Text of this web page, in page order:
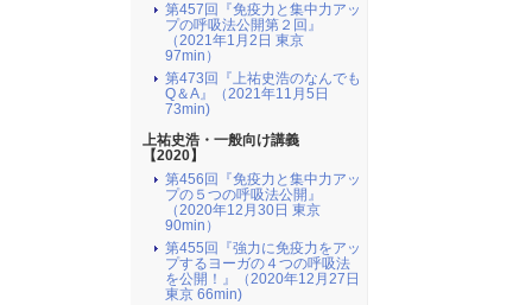
第457回『免疫力と集中力アッ
プの呼吸法公開第２回』
（2021年1月2日 東京
97min）
第473回『上祐史浩のなんでも
Q＆A』（2021年11月5日
73min)
上祐史浩・一般向け講義
【2020】
第456回『免疫力と集中力アッ
プの５つの呼吸法公開』
（2020年12月30日 東京
90min）
第455回『強力に免疫力をアッ
プするヨーガの４つの呼吸法
を公開！』（2020年12月27日
東京 66min)